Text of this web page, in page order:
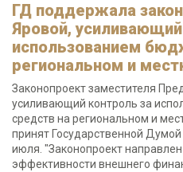
ГД поддержала
Яровой,
использованием
региональном и
Законопроект заместителя
усиливающий контроль за
средств на региональном и
принят Государственной
июля. "Законопроект
эффективности внешнего